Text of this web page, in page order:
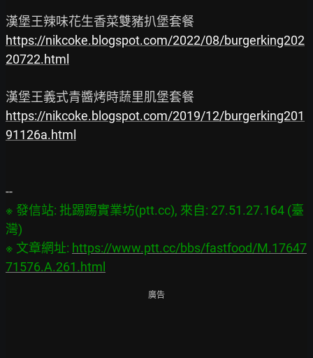
https://nikcoke.blogspot.com/2022/08/burgerking202
20722.html
https://nikcoke.blogspot.com/2019/12/burgerking201
91126a.html
※ 發信站: 批踢踢實業坊(ptt.cc), 來自: 27.51.27.164 (臺
灣)
※ 文章網址: https://www.ptt.cc/bbs/fastfood/M.17647
71576.A.261.html
廣告